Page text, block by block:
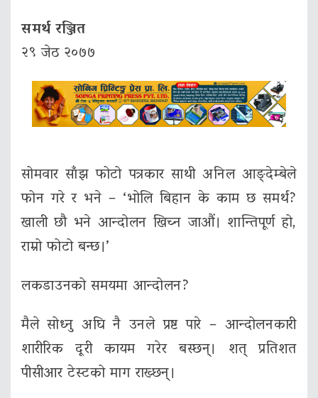
समर्थ रञ्जित
२९ जेठ २०७७
सोमवार साँझ फोटो पत्रकार साथी अनिल आङ्देम्बेले
फोन गरे र भने – ‘भोलि बिहान के काम छ समर्थ?
खाली छौ भने आन्दोलन खिच्न जाऔं। शान्तिपूर्ण हो,
राम्रो फोटो बन्छ।’
लकडाउनको समयमा आन्दोलन?
मैले सोध्नु अघि नै उनले प्रष्ट पारे – आन्दोलनकारी
शारीरिक दूरी कायम गरेर बस्छन्। शत् प्रतिशत
पीसीआर टेस्टको माग राख्छन्।